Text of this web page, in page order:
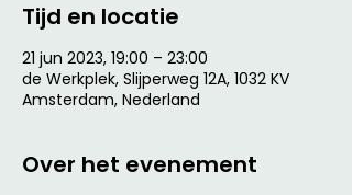
Tijd en locatie
21 jun 2023, 19:00 – 23:00
de Werkplek, Slijperweg 12A, 1032 KV
Amsterdam, Nederland
Over het evenement